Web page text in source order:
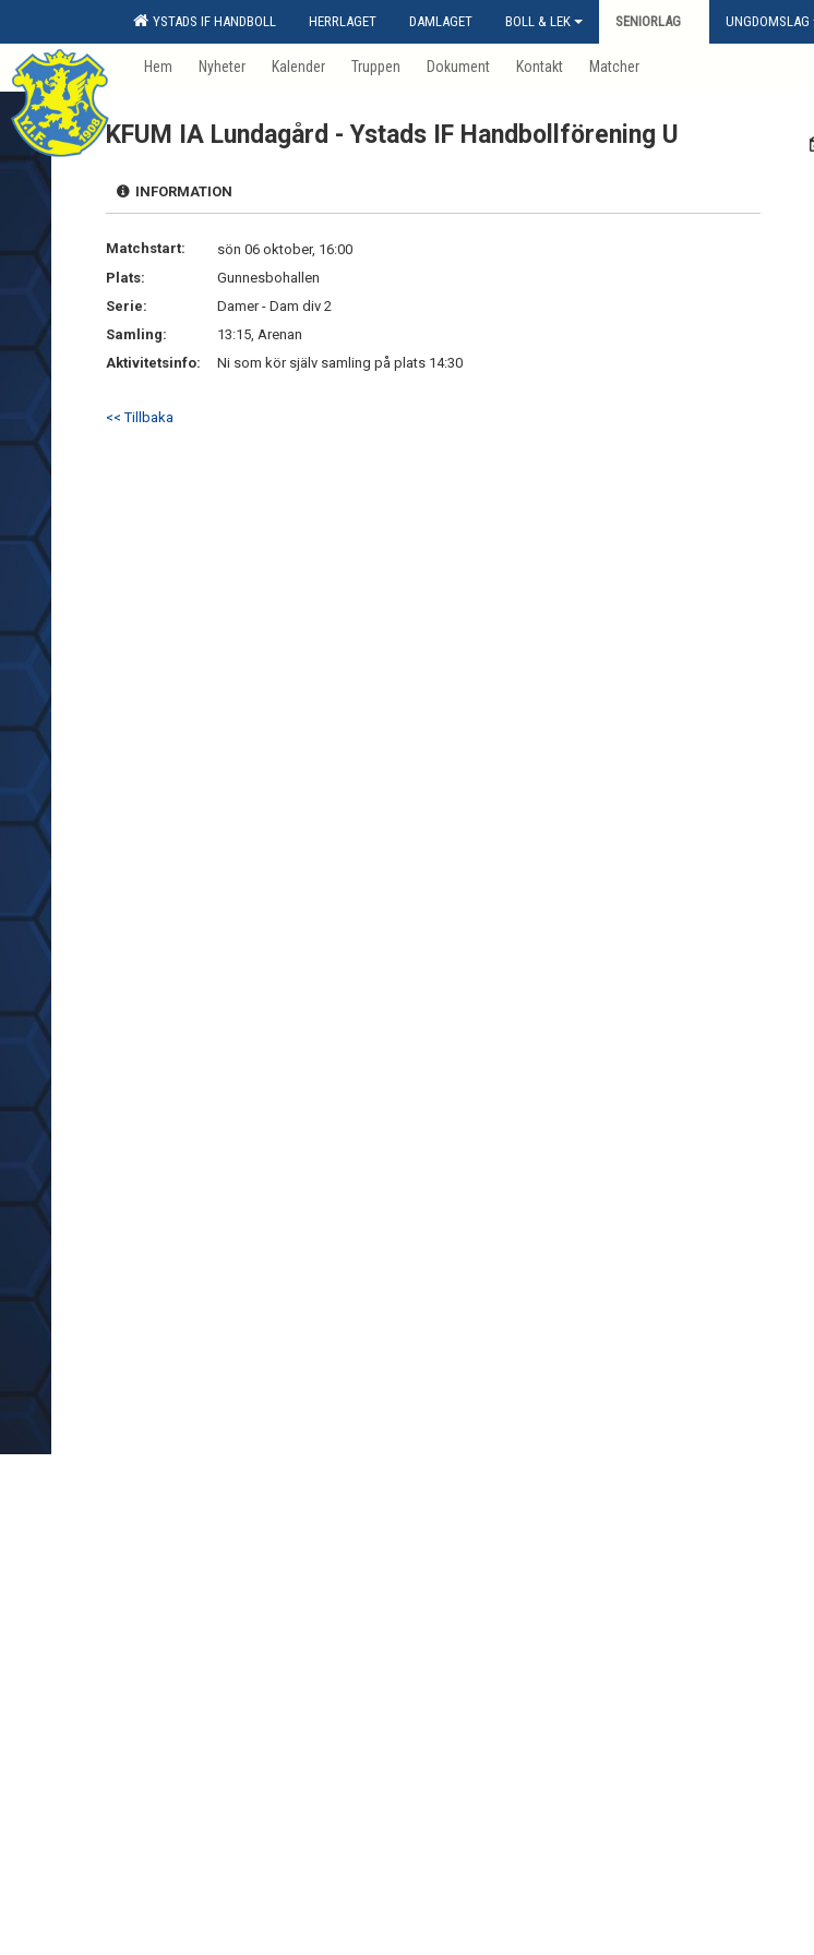
YSTADS IF HANDBOLL HERRLAGET DAMLAGET BOLL & LEK SENIORLAG UNGDOMSLAG
Hem Nyheter Kalender Truppen Dokument Kontakt Matcher
KFUM IA Lundagård - Ystads IF Handbollförening U
INFORMATION
Matchstart:
sön 06 oktober, 16:00
Plats:
Gunnesbohallen
Serie:
Damer - Dam div 2
Samling:
13:15, Arenan
Aktivitetsinfo:
Ni som kör själv samling på plats 14:30
<< Tillbaka